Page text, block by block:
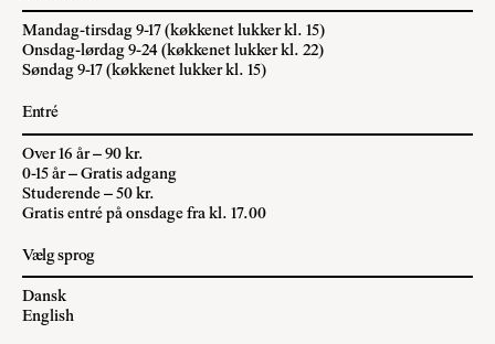
Mandag-tirsdag 9-17 (køkkenet lukker kl. 15)
Onsdag-lørdag 9-24 (køkkenet lukker kl. 22)
Søndag 9-17 (køkkenet lukker kl. 15)
Entré
Over 16 år – 90 kr.
0-15 år – Gratis adgang
Studerende – 50 kr.
Gratis entré på onsdage fra kl. 17.00
Vælg sprog
Dansk
English